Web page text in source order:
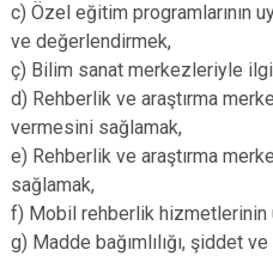
c) Özel eğitim programlarının
ve değerlendirmek,
ç) Bilim sanat merkezleriyle
d) Rehberlik ve araştırma
vermesini sağlamak,
e) Rehberlik ve araştırma
sağlamak,
f) Mobil rehberlik hizmetlerinin
g) Madde bağımlılığı, şiddet